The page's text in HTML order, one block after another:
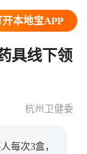
开本地宝APP
具线下领
杭州卫健委
每次3盒，